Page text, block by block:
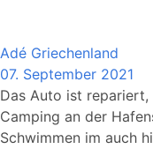
Adé Griechenland
07. September 2021
Das Auto ist
Camping an der
Schwimmen im auch